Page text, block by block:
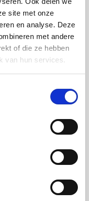
site met onze
en analyse. Deze
met andere
of die ze hebben
van hun services.
SupraBazar